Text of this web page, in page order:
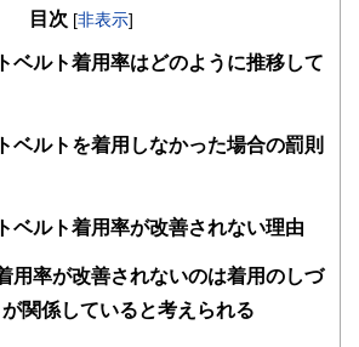
方でも理解できるようわかりやすく発信していま
で、読者目線のコンテンツを追求しています。
、DCプランナー、公認会計士、社会保険労務
の有資格者を執筆者・監修者として迎え、むず
すく発信している点です。
目次 [非表示]
ベルト着用率はどのように推移して
ベルトを着用しなかった場合の罰則
ベルト着用率が改善されない理由
用率が改善されないのは着用のしづ
関係していると考えられる